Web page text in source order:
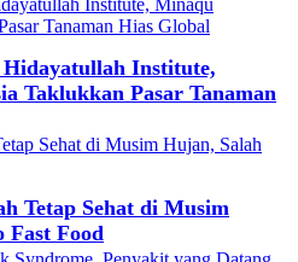
Hidayatullah Institute,
Taklukkan Pasar Tanaman
Tetap Sehat di Musim
Fast Food